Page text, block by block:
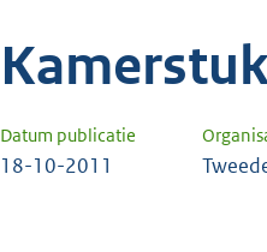
Datum publicatie
18-10-2011